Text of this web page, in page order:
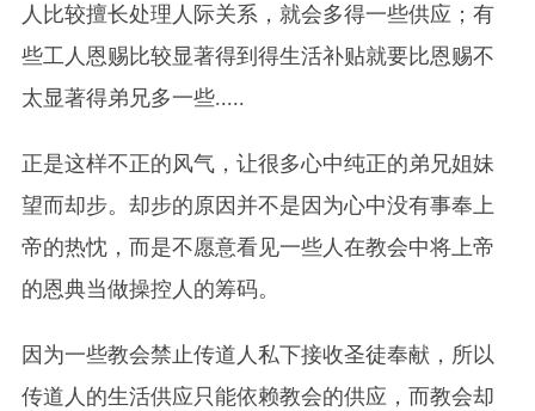
人比较擅长处理人际关系，就会多得一些供应；有
些工人恩赐比较显著得到得生活补贴就要比恩赐不
太显著得弟兄多一些.....
正是这样不正的风气，让很多心中纯正的弟兄姐妹
望而却步。却步的原因并不是因为心中没有事奉上
帝的热忱，而是不愿意看见一些人在教会中将上帝
的恩典当做操控人的筹码。
因为一些教会禁止传道人私下接收圣徒奉献，所以
传道人的生活供应只能依赖教会的供应，而教会却